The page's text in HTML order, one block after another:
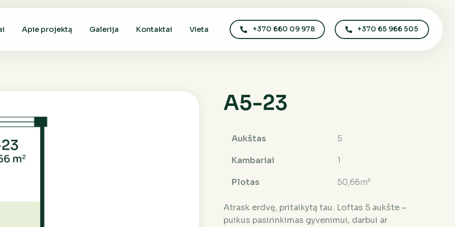
Apie projektą Galerija Kontaktai Vieta +370 660 09 978 +370 65 966 505
A5-23
Aukštas 5
Kambariai 1
Plotas 50,66m²
Atrask erdvę, pritaikytą tau. Loftas 5 aukšte –
puikus pasirinkimas gyvenimui, darbui ar